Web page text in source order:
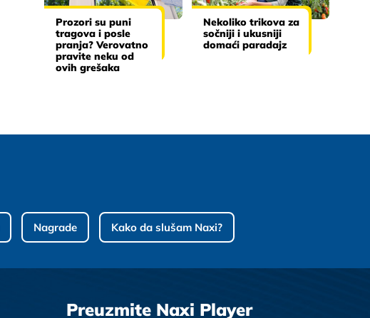
Prozori su puni
tragova i posle
pranja? Verovatno
pravite neku od
ovih grešaka
Nekoliko trikova za
sočniji i ukusniji
domaći paradajz
Nagrade Kako da slušam Naxi?
Preuzmite Naxi Player